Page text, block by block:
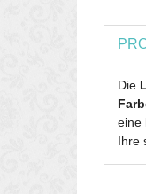
Die
eine
Ihre